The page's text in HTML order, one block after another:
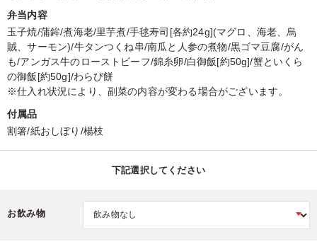
弁当内容
玉子焼/蒲鉾/煮海老/里芋煮/手毬寿司[各約24g](マグロ、海老、烏
賊、サーモン)/牛タンつくね串/南瓜と人参の煮物/黒ゴマ豆腐/がん
も/アンガス牛のローストビーフ/錦糸卵/白御飯[約50g]/蟹といくら
の御飯[約50g]/わらび餅
※仕入れ状況により、副菜の内容が変わる場合がございます。
付属品
割箸/紙おしぼり/楊枝
下記選択してください
お飲み物